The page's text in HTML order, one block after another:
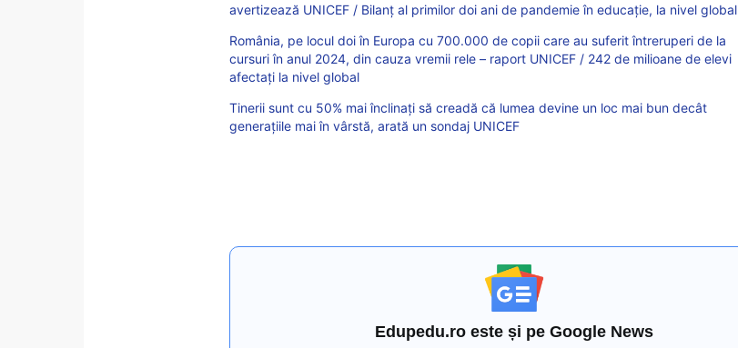
avertizează UNICEF / Bilanț al primilor doi ani de pandemie în educație, la nivel global
România, pe locul doi în Europa cu 700.000 de copii care au suferit întreruperi de la
cursuri în anul 2024, din cauza vremii rele – raport UNICEF / 242 de milioane de elevi
afectați la nivel global
Tinerii sunt cu 50% mai înclinați să creadă că lumea devine un loc mai bun decât
generațiile mai în vârstă, arată un sondaj UNICEF
Edupedu.ro este și pe Google News